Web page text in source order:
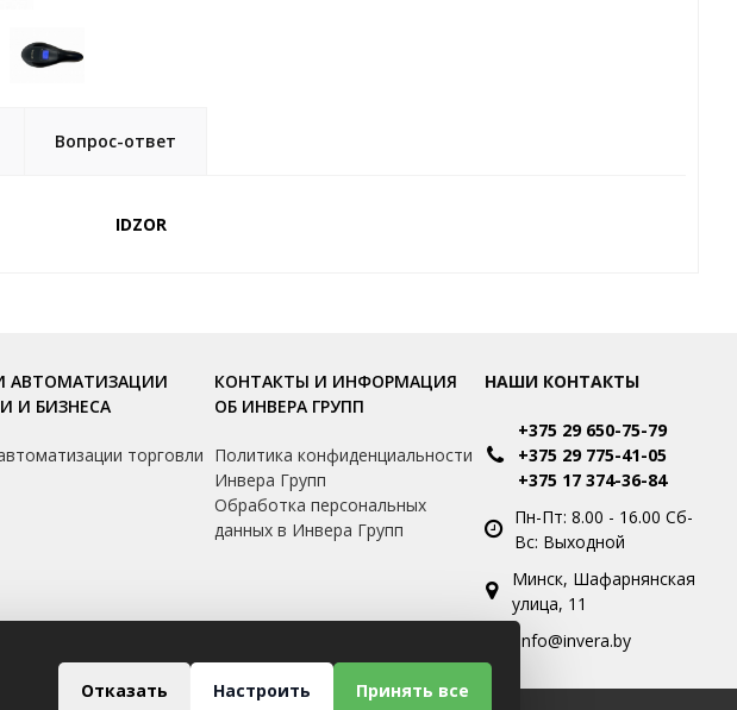
Вопрос-ответ
IDZOR
АВТОМАТИЗАЦИИ
И БИЗНЕСА
торговли
КОНТАКТЫ И ИНФОРМАЦИЯ
ОБ ИНВЕРА ГРУПП
Политика конфиденциальности
Инвера Групп
Обработка персональных
данных в Инвера Групп
НАШИ КОНТАКТЫ
+375 29 650-75-79
+375 29 775-41-05
+375 17 374-36-84
Пн-Пт: 8.00 - 16.00 Сб-
Вс: Выходной
Минск, Шафарнянская
улица, 11
info@invera.by
Отказать Настроить Принять все